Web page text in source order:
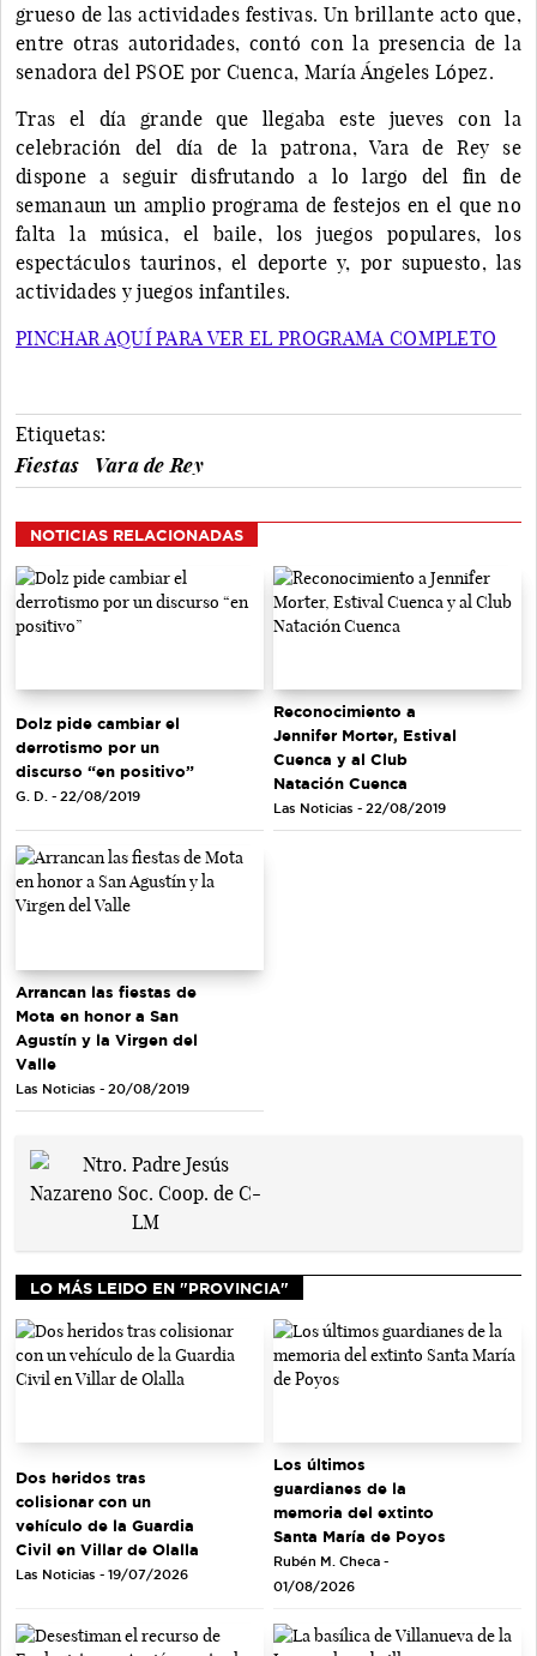
grueso de las actividades festivas. Un brillante acto que,
entre otras autoridades, contó con la presencia de la
senadora del PSOE por Cuenca, María Ángeles López.
Tras el día grande que llegaba este jueves con la
celebración del día de la patrona, Vara de Rey se
dispone a seguir disfrutando a lo largo del fin de
semanaun un amplio programa de festejos en el que no
falta la música, el baile, los juegos populares, los
espectáculos taurinos, el deporte y, por supuesto, las
actividades y juegos infantiles.
PINCHAR AQUÍ PARA VER EL PROGRAMA COMPLETO
Etiquetas:
Fiestas
Vara de Rey
NOTICIAS RELACIONADAS
Dolz pide cambiar el
derrotismo por un
discurso “en positivo”
G. D. - 22/08/2019
Reconocimiento a
Jennifer Morter, Estival
Cuenca y al Club
Natación Cuenca
Las Noticias - 22/08/2019
Arrancan las fiestas de
Mota en honor a San
Agustín y la Virgen del
Valle
Las Noticias - 20/08/2019
LO MÁS LEIDO EN "PROVINCIA"
Dos heridos tras
colisionar con un
vehículo de la Guardia
Civil en Villar de Olalla
Las Noticias - 19/07/2026
Los últimos
guardianes de la
memoria del extinto
Santa María de Poyos
Rubén M. Checa -
01/08/2026